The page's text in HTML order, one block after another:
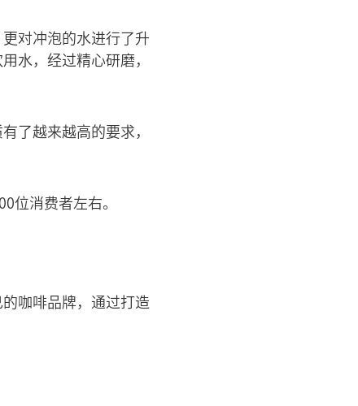
对冲泡的水进行了升
水，经过精心研磨，
了越来越高的要求，
位消费者左右。
咖啡品牌，通过打造